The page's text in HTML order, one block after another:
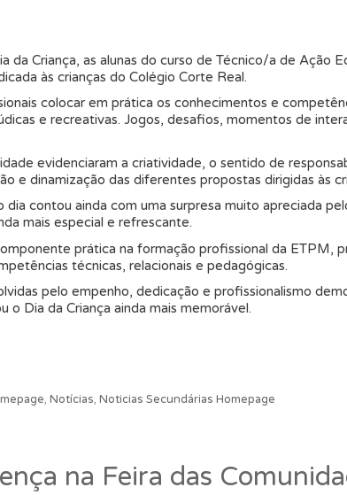
da Criança, as alunas do curso de Técnico/a de Ação
às crianças do Colégio Corte Real.
colocar em prática os conhecimentos e
e recreativas. Jogos, desafios, momentos de
evidenciaram a criatividade, o sentido de
e dinamização das diferentes propostas dirigidas às
contou ainda com uma surpresa muito apreciada
mais especial e refrescante.
prática na formação profissional da ETPM,
técnicas, relacionais e pedagógicas.
pelo empenho, dedicação e profissionalismo
o Dia da Criança ainda mais memorável.
, Notícias, Noticias Secundárias Homepage
na Feira das